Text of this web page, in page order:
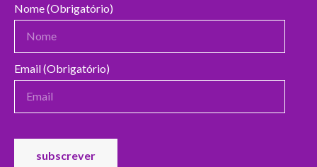
Nome (Obrigatório)
Email (Obrigatório)